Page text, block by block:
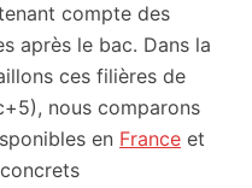
compte des
après le bac. Dans la
ces filières de
nous comparons
en France et